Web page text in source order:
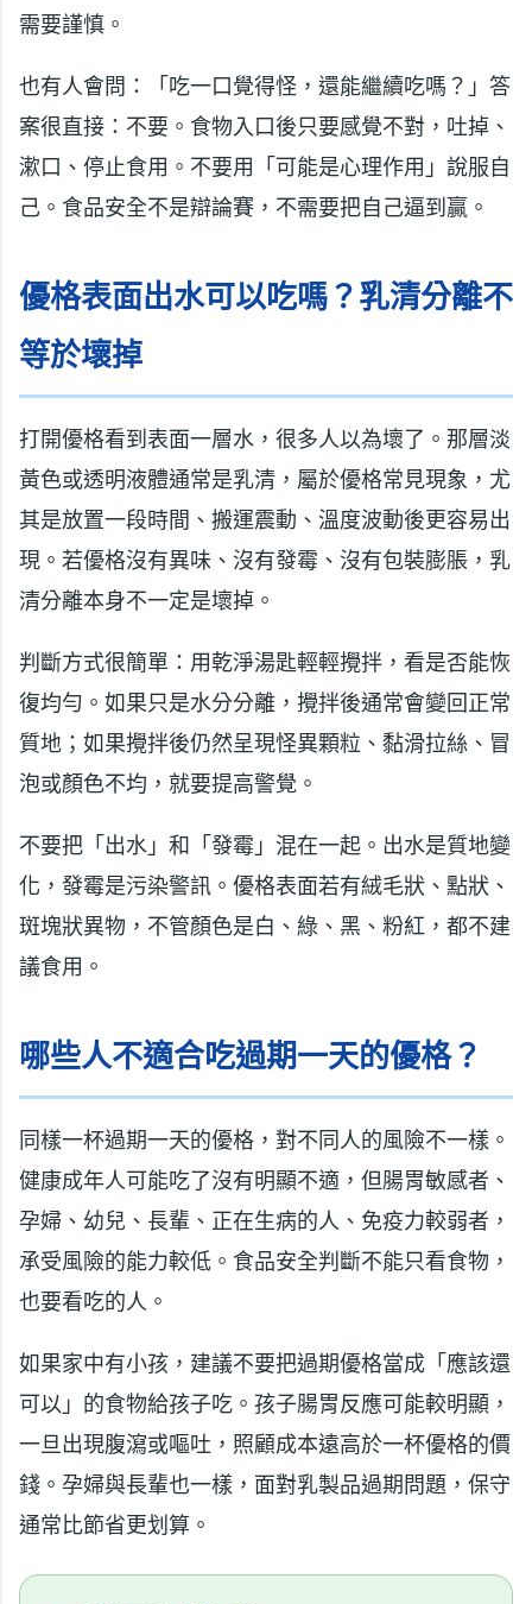
需要謹慎。
也有人會問：「吃一口覺得怪，還能繼續吃嗎？」答
案很直接：不要。食物入口後只要感覺不對，吐掉、
漱口、停止食用。不要用「可能是心理作用」說服自
己。食品安全不是辯論賽，不需要把自己逼到贏。
優格表面出水可以吃嗎？乳清分離不
等於壞掉
打開優格看到表面一層水，很多人以為壞了。那層淡
黃色或透明液體通常是乳清，屬於優格常見現象，尤
其是放置一段時間、搬運震動、溫度波動後更容易出
現。若優格沒有異味、沒有發霉、沒有包裝膨脹，乳
清分離本身不一定是壞掉。
判斷方式很簡單：用乾淨湯匙輕輕攪拌，看是否能恢
復均勻。如果只是水分分離，攪拌後通常會變回正常
質地；如果攪拌後仍然呈現怪異顆粒、黏滑拉絲、冒
泡或顏色不均，就要提高警覺。
不要把「出水」和「發霉」混在一起。出水是質地變
化，發霉是污染警訊。優格表面若有絨毛狀、點狀、
斑塊狀異物，不管顏色是白、綠、黑、粉紅，都不建
議食用。
哪些人不適合吃過期一天的優格？
同樣一杯過期一天的優格，對不同人的風險不一樣。
健康成年人可能吃了沒有明顯不適，但腸胃敏感者、
孕婦、幼兒、長輩、正在生病的人、免疫力較弱者，
承受風險的能力較低。食品安全判斷不能只看食物，
也要看吃的人。
如果家中有小孩，建議不要把過期優格當成「應該還
可以」的食物給孩子吃。孩子腸胃反應可能較明顯，
一旦出現腹瀉或嘔吐，照顧成本遠高於一杯優格的價
錢。孕婦與長輩也一樣，面對乳製品過期問題，保守
通常比節省更划算。